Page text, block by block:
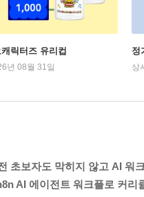
릭터즈 유리컵
년 08월 31일
정
상
초보자도 막히지 않고 AI 워
AI 에이전트 워크플로 커리